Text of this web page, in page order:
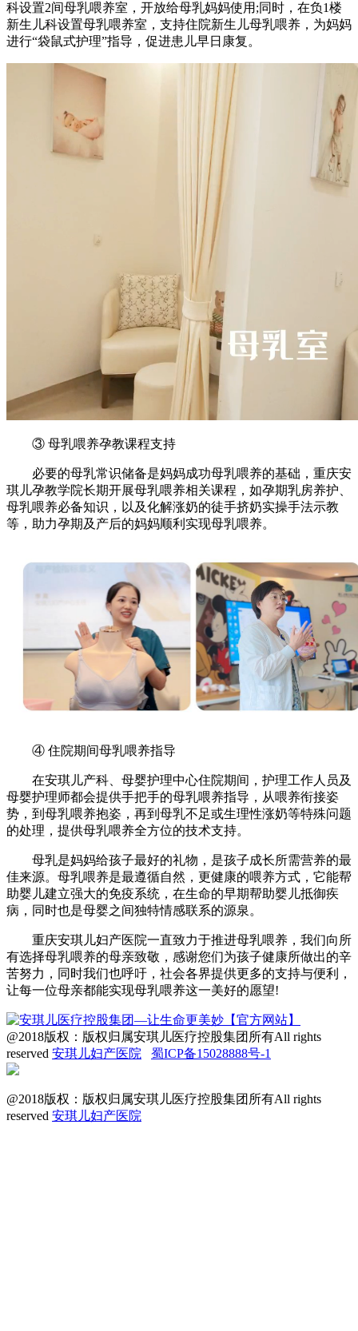
科设置2间母乳喂养室，开放给母乳妈妈使用;同时，在负1楼
新生儿科设置母乳喂养室，支持住院新生儿母乳喂养，为妈妈
进行“袋鼠式护理”指导，促进患儿早日康复。
③ 母乳喂养孕教课程支持
必要的母乳常识储备是妈妈成功母乳喂养的基础，重庆安
琪儿孕教学院长期开展母乳喂养相关课程，如孕期乳房养护、
母乳喂养必备知识，以及化解涨奶的徒手挤奶实操手法示教
等，助力孕期及产后的妈妈顺利实现母乳喂养。
④ 住院期间母乳喂养指导
在安琪儿产科、母婴护理中心住院期间，护理工作人员及
母婴护理师都会提供手把手的母乳喂养指导，从喂养衔接姿
势，到母乳喂养抱姿，再到母乳不足或生理性涨奶等特殊问题
的处理，提供母乳喂养全方位的技术支持。
母乳是妈妈给孩子最好的礼物，是孩子成长所需营养的最
佳来源。母乳喂养是最遵循自然，更健康的喂养方式，它能帮
助婴儿建立强大的免疫系统，在生命的早期帮助婴儿抵御疾
病，同时也是母婴之间独特情感联系的源泉。
重庆安琪儿妇产医院一直致力于推进母乳喂养，我们向所
有选择母乳喂养的母亲致敬，感谢您们为孩子健康所做出的辛
苦努力，同时我们也呼吁，社会各界提供更多的支持与便利，
让每一位母亲都能实现母乳喂养这一美好的愿望!
@2018版权：版权归属安琪儿医疗控股集团所有All rights
reserved 安琪儿妇产医院 蜀ICP备15028888号-1
@2018版权：版权归属安琪儿医疗控股集团所有All rights
reserved 安琪儿妇产医院